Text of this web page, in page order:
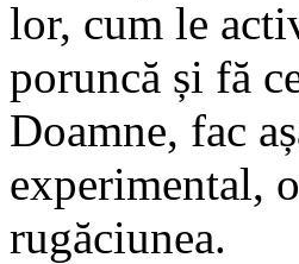
lor, cum le
poruncă și fă
Doamne, fac
experimental,
rugăciunea.